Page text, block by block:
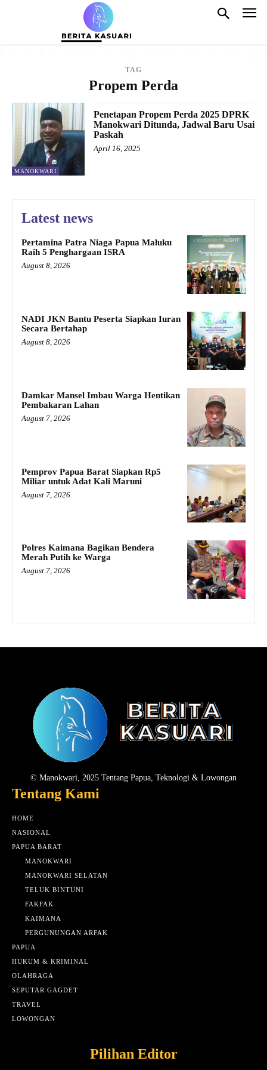
TAG
Propem Perda
MANOKWARI
Penetapan Propem Perda 2025 DPRK
Manokwari Ditunda, Jadwal Baru Usai
Paskah
April 16, 2025
Latest news
Pertamina Patra Niaga Papua Maluku
Raih 5 Penghargaan ISRA
August 8, 2026
NADI JKN Bantu Peserta Siapkan Iuran
Secara Bertahap
August 8, 2026
Damkar Mansel Imbau Warga Hentikan
Pembakaran Lahan
August 7, 2026
Pemprov Papua Barat Siapkan Rp5
Miliar untuk Adat Kali Maruni
August 7, 2026
Polres Kaimana Bagikan Bendera
Merah Putih ke Warga
August 7, 2026
© Manokwari, 2025 Tentang Papua, Teknologi & Lowongan
Tentang Kami
HOME
NASIONAL
PAPUA BARAT
MANOKWARI
MANOKWARI SELATAN
TELUK BINTUNI
FAKFAK
KAIMANA
PERGUNUNGAN ARFAK
PAPUA
HUKUM & KRIMINAL
OLAHRAGA
SEPUTAR GAGDET
TRAVEL
LOWONGAN
Pilihan Editor